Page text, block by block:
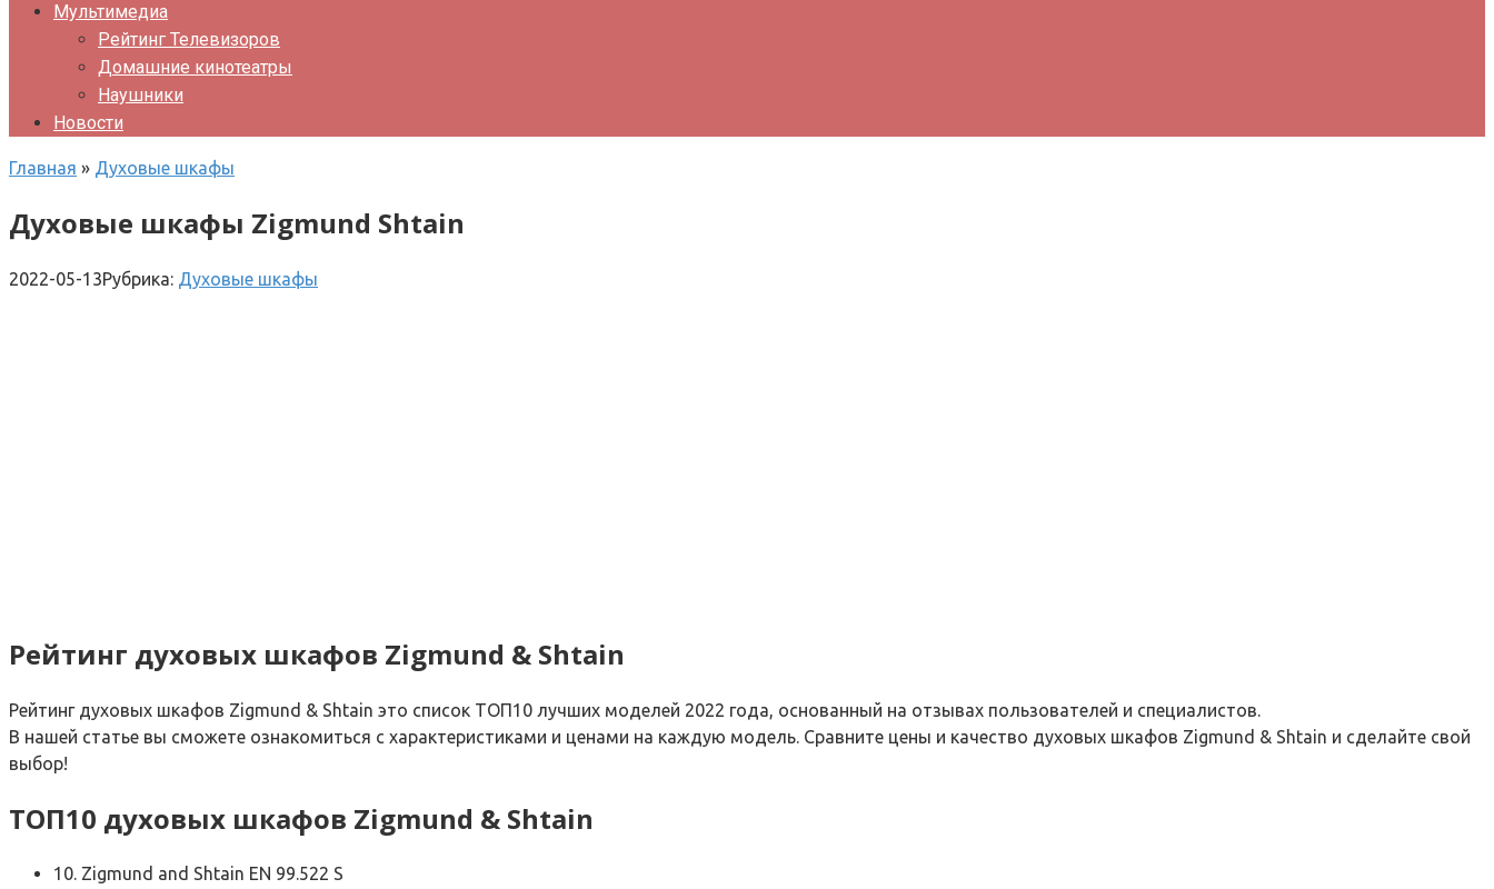
Мультимедиа
Рейтинг Телевизоров
Домашние кинотеатры
Наушники
Новости
Главная » Духовые шкафы
Духовые шкафы Zigmund Shtain
2022-05-13Рубрика: Духовые шкафы
Рейтинг духовых шкафов Zigmund & Shtain
Рейтинг духовых шкафов Zigmund & Shtain это список ТОП10 лучших моделей 2022 года, основанный на отзывах пользователей и специалистов.
В нашей статье вы сможете ознакомиться с характеристиками и ценами на каждую модель. Сравните цены и качество духовых шкафов Zigmund & Shtain и сделайте свой
выбор!
ТОП10 духовых шкафов Zigmund & Shtain
10. Zigmund and Shtain EN 99.522 S